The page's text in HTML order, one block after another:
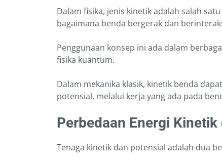
Dalam fisika, jenis kinetik adalah salah
bagaimana benda bergerak dan
Penggunaan konsep ini ada dalam
fisika kuantum.
Dalam mekanika klasik, kinetik benda
potensial, melalui kerja yang ada pada
Perbedaan Energi
Tenaga kinetik dan potensial adalah dua